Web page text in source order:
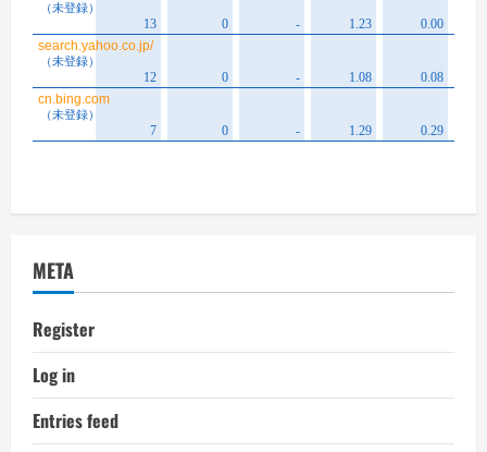
META
Register
Log in
Entries feed